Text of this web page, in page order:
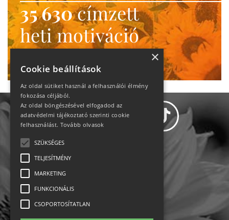
35 630címzett
heti motiváció
Ne maradj le!
Impresszum-kapcsolat
×
Cookie beállítások
Az oldal sütiket használ a felhasználói élmény
fokozása céljából.
Az oldal böngészésével elfogadod az
adatvédelmi tájékoztató szerinti cookie
felhasználást. Tovább olvasok
SZÜKSÉGES
TELJESÍTMÉNY
MARKETING
FUNKCIONÁLIS
CSOPORTOSÍTATLAN